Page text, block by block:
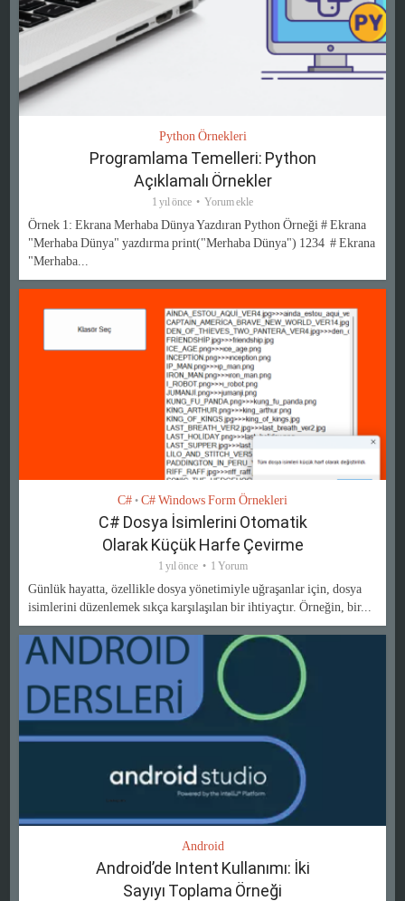
Python Örnekleri
Programlama Temelleri: Python
Açıklamalı Örnekler
1 yıl önce Yorum ekle
Örnek 1: Ekrana Merhaba Dünya Yazdıran Python Örneği # Ekrana
"Merhaba Dünya" yazdırma print("Merhaba Dünya") 1234 # Ekrana
"Merhaba...
C# • C# Windows Form Örnekleri
C# Dosya İsimlerini Otomatik
Olarak Küçük Harfe Çevirme
1 yıl önce 1 Yorum
Günlük hayatta, özellikle dosya yönetimiyle uğraşanlar için, dosya
isimlerini düzenlemek sıkça karşılaşılan bir ihtiyaçtır. Örneğin, bir...
Android
Android’de Intent Kullanımı: İki
Sayıyı Toplama Örneği